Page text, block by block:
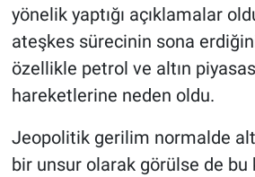
yönelik yaptığı açıklamalar
ateşkes sürecinin sona
özellikle petrol ve altın
hareketlerine neden oldu.
Jeopolitik gerilim normalde
bir unsur olarak görülse de bu